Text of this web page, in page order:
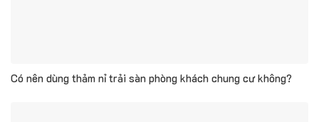
Có nên dùng thảm nỉ trải sàn phòng khách chung cư không?